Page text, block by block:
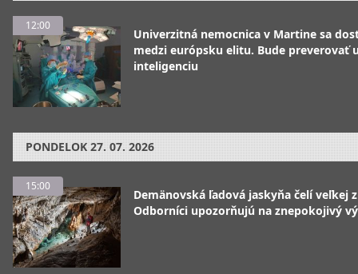
12:00
Univerzitná nemocnica v Martine sa
medzi európsku elitu. Bude preverovať
inteligenciu
PONDELOK 27. 07. 2026
15:00
Demänovská ľadová jaskyňa čelí veľkej
Odborníci upozorňujú na znepokojivý